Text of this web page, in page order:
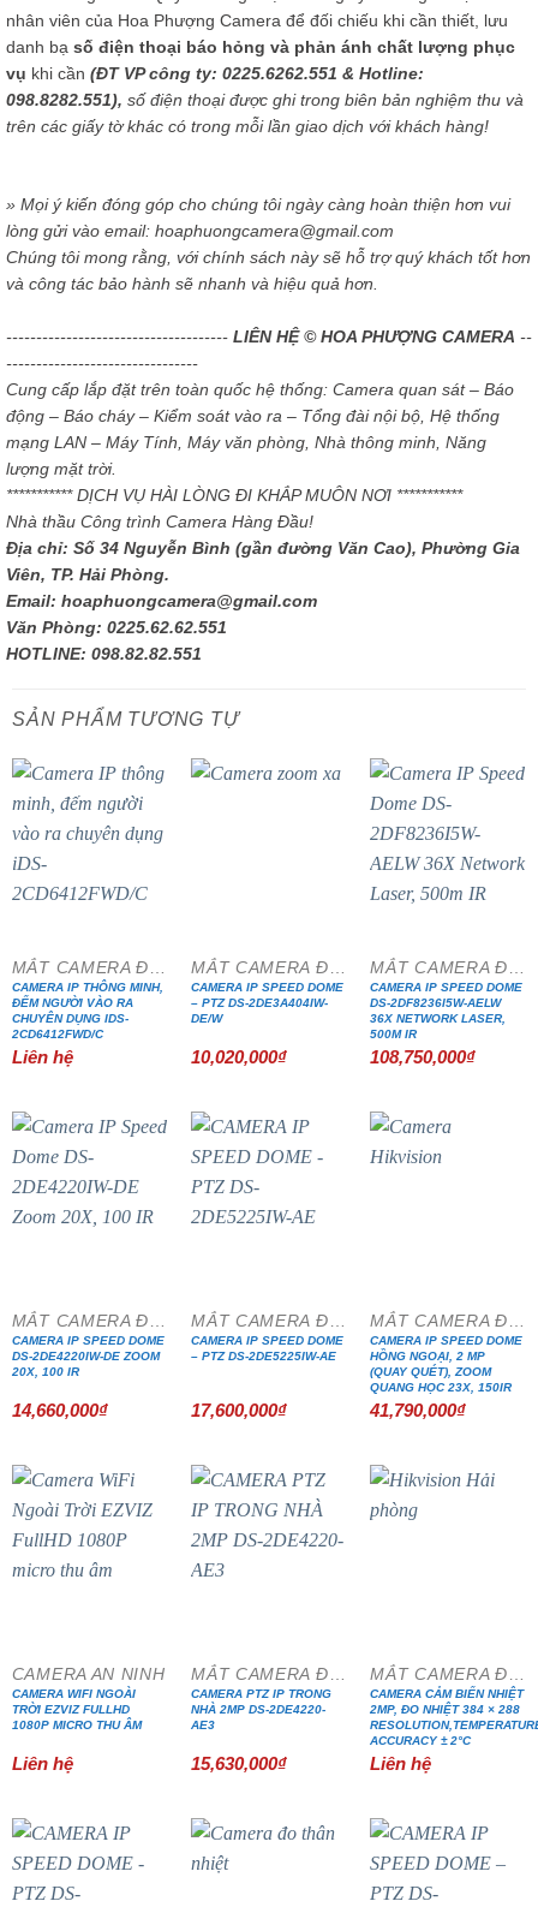
nhân viên của Hoa Phượng Camera để đối chiếu khi cần thiết, lưu
danh bạ số điện thoại báo hỏng và phản ánh chất lượng phục
vụ khi cần (ĐT VP công ty: 0225.6262.551 & Hotline:
098.8282.551), số điện thoại được ghi trong biên bản nghiệm thu và
trên các giấy tờ khác có trong mỗi lần giao dịch với khách hàng!
» Mọi ý kiến đóng góp cho chúng tôi ngày càng hoàn thiện hơn vui
lòng gửi vào email: hoaphuongcamera@gmail.com
Chúng tôi mong rằng, với chính sách này sẽ hỗ trợ quý khách tốt hơn
và công tác bảo hành sẽ nhanh và hiệu quả hơn.
------------------------------------- LIÊN HỆ © HOA PHƯỢNG CAMERA --
--------------------------------
Cung cấp lắp đặt trên toàn quốc hệ thống: Camera quan sát – Báo
động – Báo cháy – Kiểm soát vào ra – Tổng đài nội bộ, Hệ thống
mạng LAN – Máy Tính, Máy văn phòng, Nhà thông minh, Năng
lượng mặt trời.
*********** DỊCH VỤ HÀI LÒNG ĐI KHẮP MUÔN NƠI ***********
Nhà thầu Công trình Camera Hàng Đầu!
Địa chỉ: Số 34 Nguyễn Bình (gần đường Văn Cao), Phường Gia
Viên, TP. Hải Phòng.
Email: hoaphuongcamera@gmail.com
Văn Phòng: 0225.62.62.551
HOTLINE: 098.82.82.551
SẢN PHẨM TƯƠNG TỰ
CAMERA IP THÔNG MINH,
ĐẾM NGƯỜI VÀO RA
CHUYÊN DỤNG IDS-
2CD6412FWD/C
Liên hệ
CAMERA IP SPEED DOME
– PTZ DS-2DE3A404IW-
DE/W
10,020,000₫
CAMERA IP SPEED DOME
DS-2DF8236I5W-AELW
36X NETWORK LASER,
500M IR
108,750,000₫
CAMERA IP SPEED DOME
DS-2DE4220IW-DE ZOOM
20X, 100 IR
14,660,000₫
CAMERA IP SPEED DOME
– PTZ DS-2DE5225IW-AE
17,600,000₫
CAMERA IP SPEED DOME
HỒNG NGOẠI, 2 MP
(QUAY QUÉT), ZOOM
QUANG HỌC 23X, 150IR
41,790,000₫
CAMERA AN NINH
CAMERA WIFI NGOÀI
TRỜI EZVIZ FULLHD
1080P MICRO THU ÂM
Liên hệ
CAMERA PTZ IP TRONG
NHÀ 2MP DS-2DE4220-
AE3
15,630,000₫
CAMERA CẢM BIẾN NHIỆT
2MP, ĐO NHIỆT 384 × 288
ACCURACY ± 2°C
Liên hệ